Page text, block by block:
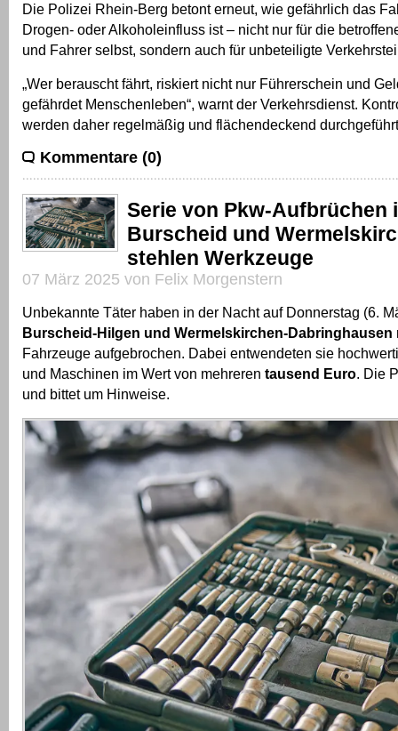
Die Polizei Rhein-Berg betont erneut, wie gefährlich das
Drogen- oder Alkoholeinfluss ist – nicht nur für die
und Fahrer selbst, sondern auch für unbeteiligte
„Wer berauscht fährt, riskiert nicht nur Führerschein und
gefährdet Menschenleben“, warnt der Verkehrsdienst.
werden daher regelmäßig und flächendeckend
Kommentare (0)
Serie von Pkw-Aufbrüchen
Burscheid und
stehlen Werkzeuge
07 März 2025 von Felix Morgenstern
Unbekannte Täter haben in der Nacht auf Donnerstag (6.
Burscheid-Hilgen und Wermelskirchen-Dabringhausen
Fahrzeuge aufgebrochen. Dabei entwendeten sie
und Maschinen im Wert von mehreren tausend Euro. Die
und bittet um Hinweise.